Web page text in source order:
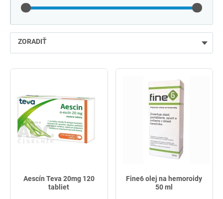
ZORADIŤ
podľa názvu od A
Aescín Teva 20mg 120
tabliet
Fine6 olej na hemoroidy
50 ml